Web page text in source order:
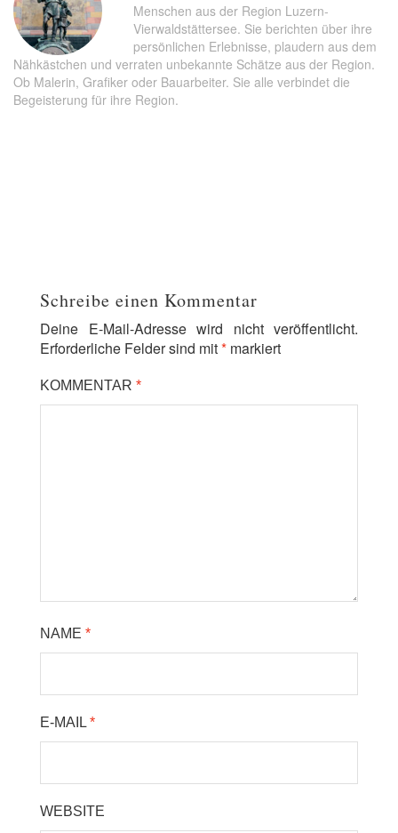
Menschen aus der Region Luzern-
Vierwaldstättersee. Sie berichten über ihre
persönlichen Erlebnisse, plaudern aus dem
Nähkästchen und verraten unbekannte Schätze aus der Region.
Ob Malerin, Grafiker oder Bauarbeiter. Sie alle verbindet die
Begeisterung für ihre Region.
Schreibe einen Kommentar
Deine E-Mail-Adresse wird nicht veröffentlicht.
Erforderliche Felder sind mit* markiert
KOMMENTAR *
NAME *
E-MAIL *
WEBSITE